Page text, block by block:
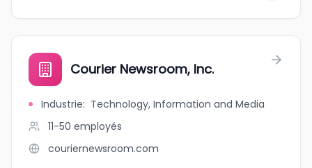
Courier Newsroom, Inc.
Industrie: Technology, Information and Media
11-50 employés
couriernewsroom.com